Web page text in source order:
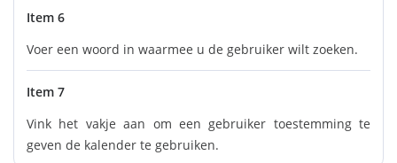
Item 6
Voer een woord in waarmee u de gebruiker wilt zoeken.
Item 7
Vink het vakje aan om een gebruiker toestemming te
geven de kalender te gebruiken.